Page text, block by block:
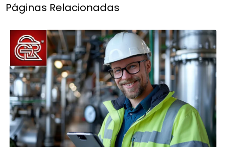
Páginas Relacionadas